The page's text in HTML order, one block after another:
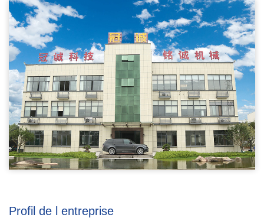
Profil de l entreprise